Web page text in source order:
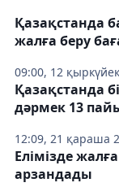
09:00, 12
Қазақстанда
жалға беру
12:09, 21 қараша
Қазақстанда
дәрмек 13
Елімізде
арзандады